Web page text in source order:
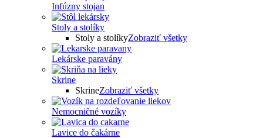
Infúzny stojan
Stoly a stolíky
Stoly a stolíkyZobraziť všetky
Lekárske paravány
Skrine
SkrineZobraziť všetky
Nemocničné vozíky
Lavice do čakárne